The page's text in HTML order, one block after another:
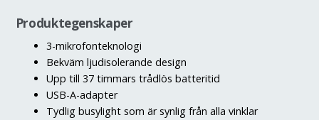
A
Laddställ
mängd
Produktegenskaper
3-mikrofonteknologi
Bekväm ljudisolerande design
Upp till 37 timmars trådlös batteritid
USB-A-adapter
Tydlig busylight som är synlig från alla vinklar